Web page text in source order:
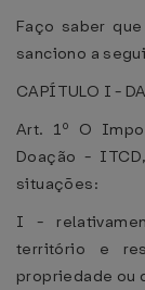
Faço saber
sanciono a
CAPÍTULO I -
Art. 1º O
Doação -
situações:
I -
território e
propriedade ou